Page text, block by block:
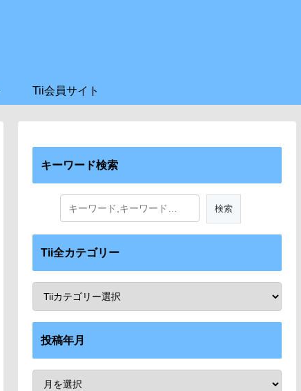
Tii会員サイト
キーワード検索
Tii全カテゴリー
投稿年月